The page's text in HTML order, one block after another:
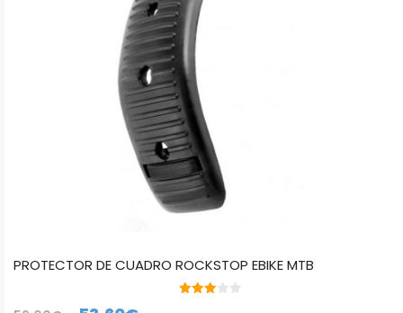
PROTECTOR DE CUADRO ROCKSTOP EBIKE MTB